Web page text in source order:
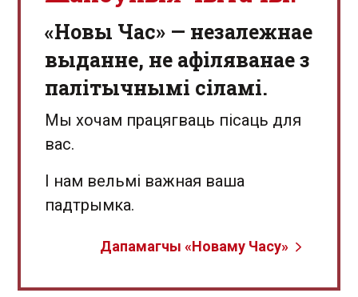
«Новы Час» — незалежнае
выданне, не афіляванае з
палітычнымі сіламі.
Мы хочам працягваць пісаць для
вас.
І нам вельмі важная ваша
падтрымка.
Дапамагчы «Новаму Часу»